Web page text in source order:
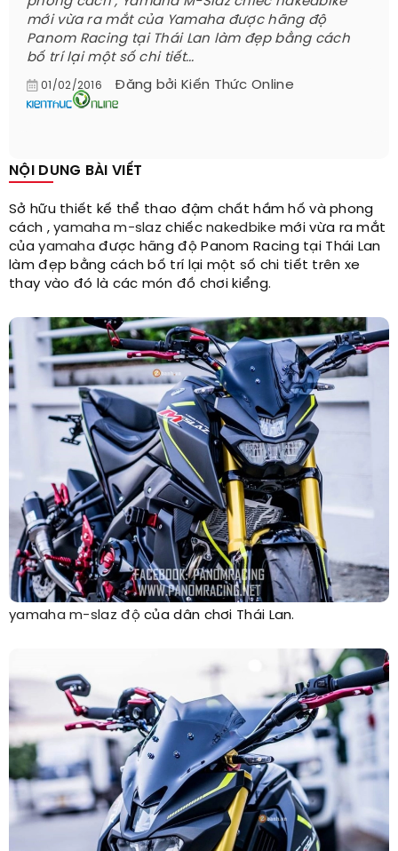
mới vừa ra mắt của Yamaha được hãng độ
Panom Racing tại Thái Lan làm đẹp bằng cách
bố trí lại một số chi tiết...
01/02/2016 Đăng bởi Kiến Thức Online
NỘI DUNG BÀI VIẾT
Sở hữu thiết kế thể thao đậm chất hầm hố và phong
cách ,yamaha m-slaz chiếcnakedbike mới vừa ra mắt
củayamaha được hãng độ Panom Racing tại Thái Lan
làm đẹp bằng cách bố trí lại một số chi tiết trên xe
thay vào đó là các món đồ chơi kiểng.
yamaha m-slaz độ của dân chơi Thái Lan.